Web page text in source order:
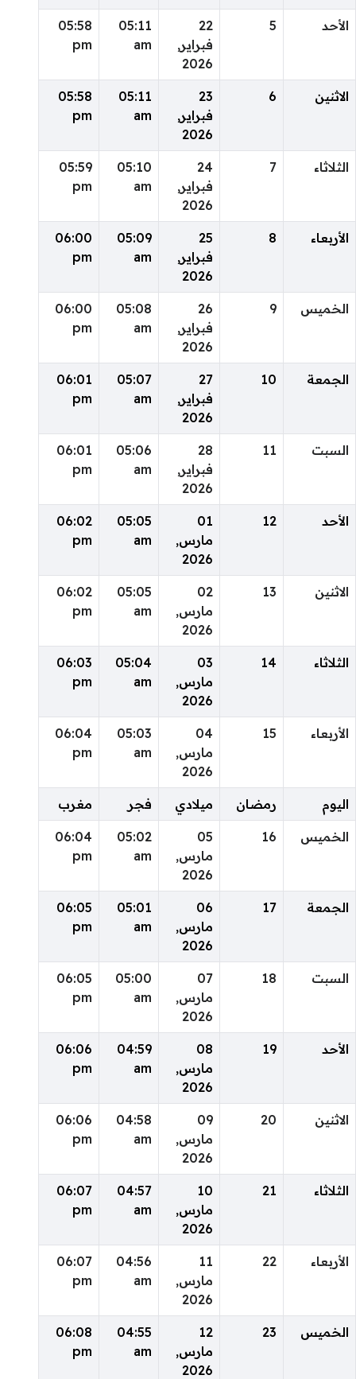
الأحد 5
22
فبراير,
2026
05:11
am
05:58
pm
الاثنين 6
23
فبراير,
2026
05:11
am
05:58
pm
الثلاثاء 7
24
فبراير,
2026
05:10
am
05:59
pm
الأربعاء 8
25
فبراير,
2026
05:09
am
06:00
pm
الخميس 9
26
فبراير,
2026
05:08
am
06:00
pm
الجمعة 10
27
فبراير,
2026
05:07
am
06:01
pm
السبت 11
28
فبراير,
2026
05:06
am
06:01
pm
الأحد 12
01
مارس,
2026
05:05
am
06:02
pm
الاثنين 13
02
مارس,
2026
05:05
am
06:02
pm
الثلاثاء 14
03
مارس,
2026
05:04
am
06:03
pm
الأربعاء 15
04
مارس,
2026
05:03
am
06:04
pm
اليوم رمضان ميلادي فجر مغرب
الخميس 16
05
مارس,
2026
05:02
am
06:04
pm
الجمعة 17
06
مارس,
2026
05:01
am
06:05
pm
السبت 18
07
مارس,
2026
05:00
am
06:05
pm
الأحد 19
08
مارس,
2026
04:59
am
06:06
pm
الاثنين 20
09
مارس,
2026
04:58
am
06:06
pm
الثلاثاء 21
10
مارس,
2026
04:57
am
06:07
pm
الأربعاء 22
11
مارس,
2026
04:56
am
06:07
pm
الخميس 23
12
مارس,
2026
04:55
am
06:08
pm